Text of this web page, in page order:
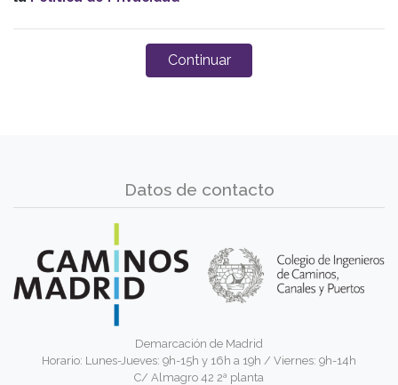
Datos de contacto
Demarcación de Madrid
Horario: Lunes-Jueves: 9h-15h y 16h a 19h / Viernes: 9h-14h
C/ Almagro 42 2ª planta